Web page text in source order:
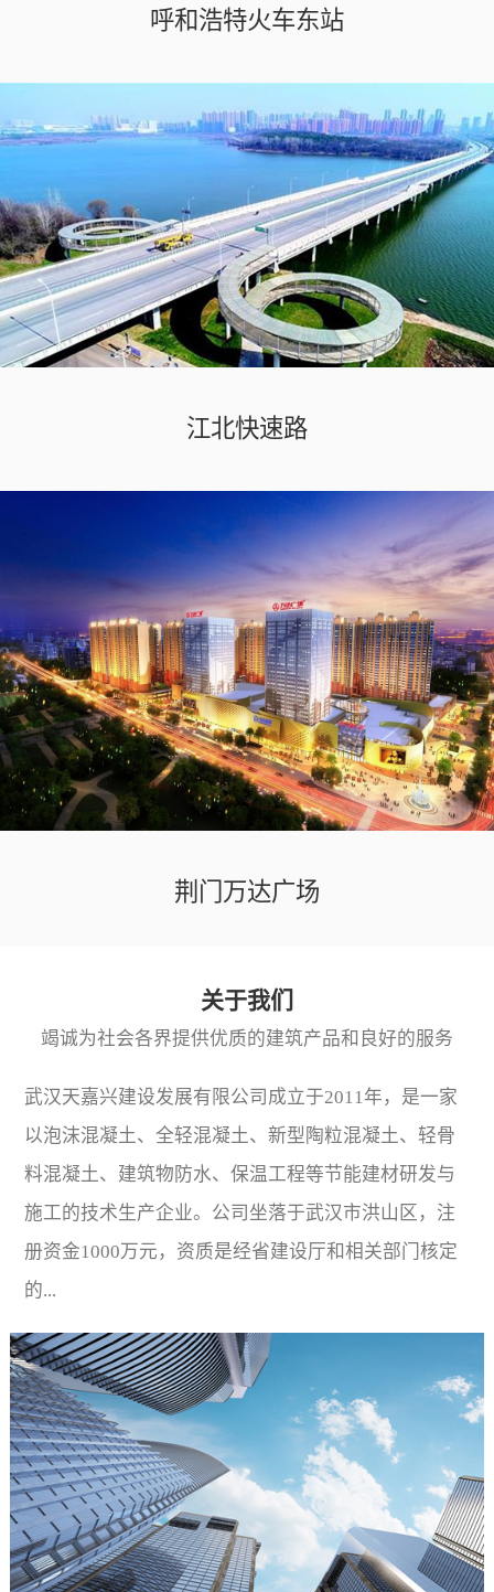
呼和浩特火车东站
江北快速路
荆门万达广场
关于我们
竭诚为社会各界提供优质的建筑产品和良好的服务
武汉天嘉兴建设发展有限公司成立于2011年，是一家
以泡沫混凝土、全轻混凝土、新型陶粒混凝土、轻骨
料混凝土、建筑物防水、保温工程等节能建材研发与
施工的技术生产企业。公司坐落于武汉市洪山区，注
册资金1000万元，资质是经省建设厅和相关部门核定
的...